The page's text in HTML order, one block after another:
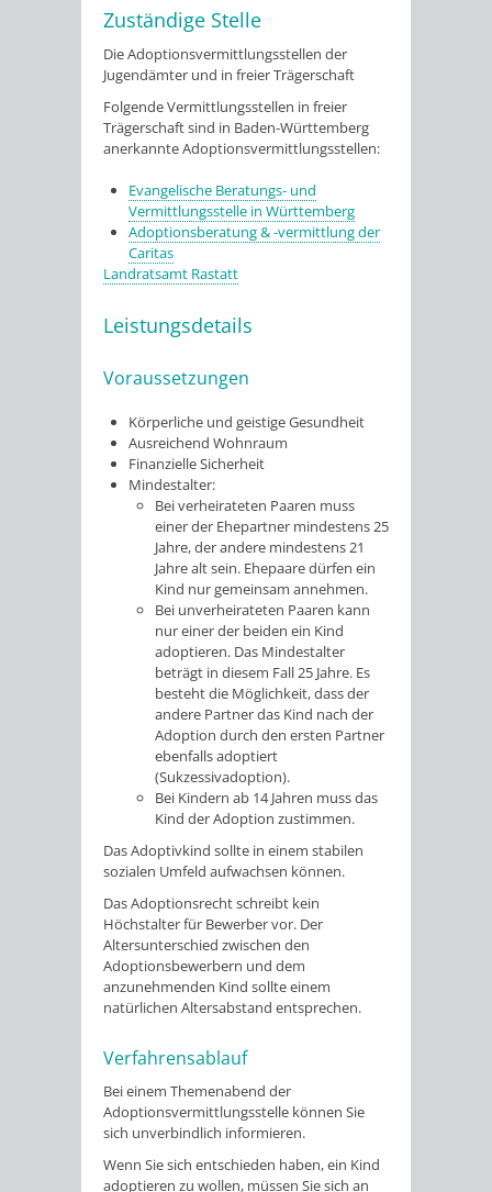
Zuständige Stelle
Die Adoptionsvermittlungsstellen der
Jugendämter und in freier Trägerschaft
Folgende Vermittlungsstellen in freier
Trägerschaft sind in Baden-Württemberg
anerkannte Adoptionsvermittlungsstellen:
Evangelische Beratungs- und
Vermittlungsstelle in Württemberg
Adoptionsberatung & -vermittlung der
Caritas
Landratsamt Rastatt
Leistungsdetails
Voraussetzungen
Körperliche und geistige Gesundheit
Ausreichend Wohnraum
Finanzielle Sicherheit
Mindestalter:
Bei verheirateten Paaren muss
einer der Ehepartner mindestens 25
Jahre, der andere mindestens 21
Jahre alt sein. Ehepaare dürfen ein
Kind nur gemeinsam annehmen.
Bei unverheirateten Paaren kann
nur einer der beiden ein Kind
adoptieren. Das Mindestalter
beträgt in diesem Fall 25 Jahre. Es
besteht die Möglichkeit, dass der
andere Partner das Kind nach der
Adoption durch den ersten Partner
ebenfalls adoptiert
(Sukzessivadoption).
Bei Kindern ab 14 Jahren muss das
Kind der Adoption zustimmen.
Das Adoptivkind sollte in einem stabilen
sozialen Umfeld aufwachsen können.
Das Adoptionsrecht schreibt kein
Höchstalter für Bewerber vor. Der
Altersunterschied zwischen den
Adoptionsbewerbern und dem
anzunehmenden Kind sollte einem
natürlichen Altersabstand entsprechen.
Verfahrensablauf
Bei einem Themenabend der
Adoptionsvermittlungsstelle können Sie
sich unverbindlich informieren.
Wenn Sie sich entschieden haben, ein Kind
adoptieren zu wollen, müssen Sie sich an